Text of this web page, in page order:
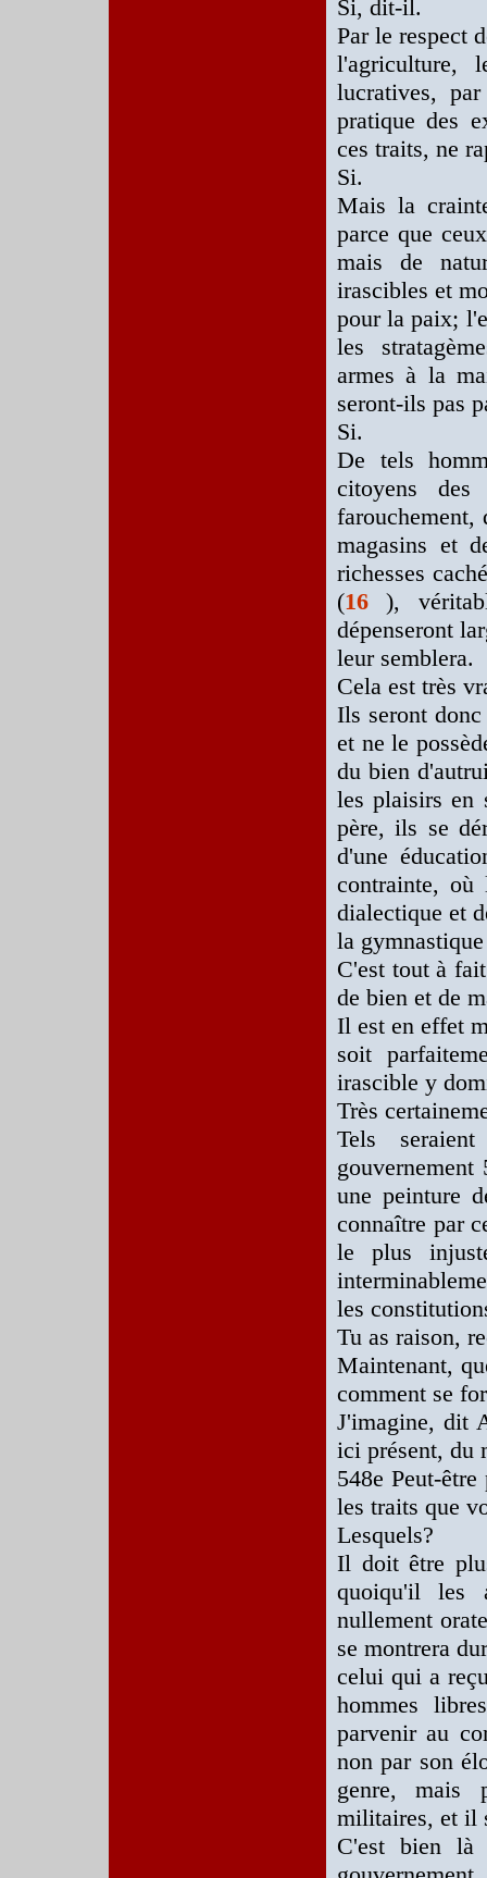
Si, dit-il.
Par le respect
l'agriculture,
lucratives,
pratique des
ces traits, ne
Si.
Mais la
parce que
mais de
irascibles et
pour la paix;
les
armes à la
seront-ils pas
Si.
De tels
citoyens
farouchement,
magasins et
richesses
(16),
dépenseront
leur semblera.
Cela est très
Ils seront
et ne le
du bien
les plaisirs en
père, ils se
d'une
contrainte,
dialectique et
la
C'est tout à
de bien et de
Il est en effet
soit
irascible y
Très
Tels
une peinture
connaître par
le plus
les
Tu as raison,
Maintenant,
comment se
J'imagine, dit
ici présent, du
548e Peut-
les traits que
Lesquels?
Il doit être
quoiqu'il les
nullement
se montrera
celui qui a
hommes
parvenir au
non par son
genre, mais
militaires, et il
C'est bien là